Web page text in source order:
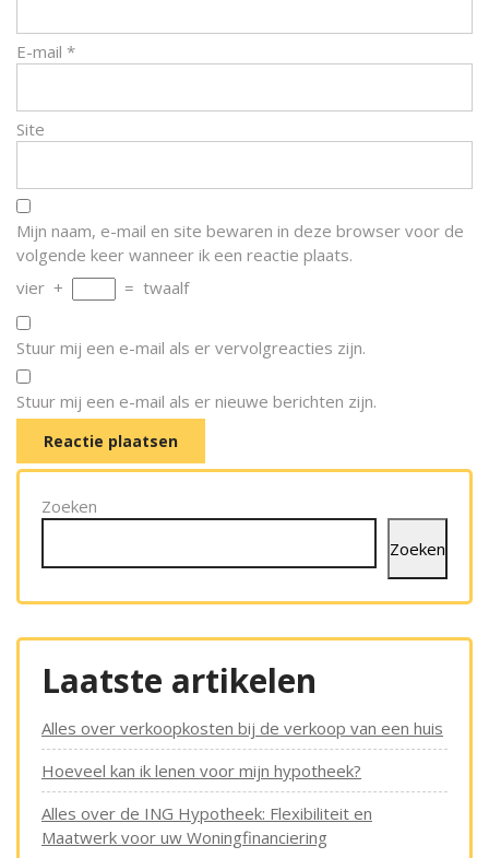
E-mail *
Site
Mijn naam, e-mail en site bewaren in deze browser voor de
volgende keer wanneer ik een reactie plaats.
vier + = twaalf
Stuur mij een e-mail als er vervolgreacties zijn.
Stuur mij een e-mail als er nieuwe berichten zijn.
Zoeken
Zoeken
Laatste artikelen
Alles over verkoopkosten bij de verkoop van een huis
Hoeveel kan ik lenen voor mijn hypotheek?
Alles over de ING Hypotheek: Flexibiliteit en
Maatwerk voor uw Woningfinanciering